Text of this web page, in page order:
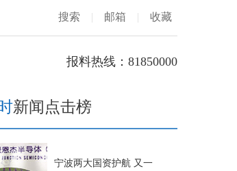
搜索 | 邮箱 | 收藏
报料热线：81850000
新闻点击榜
宁波两大国资护航 又一